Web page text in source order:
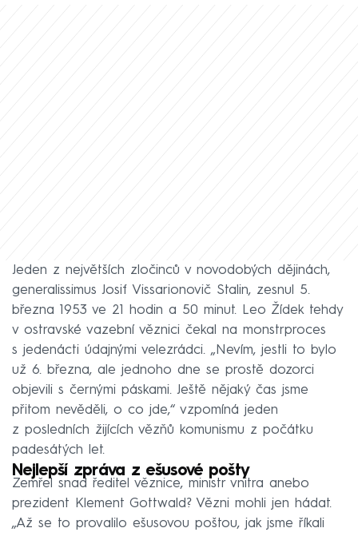
Jeden z největších zločinců v novodobých dějinách,
generalissimus Josif Vissarionovič Stalin, zesnul 5.
března 1953 ve 21 hodin a 50 minut. Leo Žídek tehdy
v ostravské vazební věznici čekal na monstrproces
s jedenácti údajnými velezrádci. „Nevím, jestli to bylo
už 6. března, ale jednoho dne se prostě dozorci
objevili s černými páskami. Ještě nějaký čas jsme
přitom nevěděli, o co jde,“ vzpomíná jeden
z posledních žijících vězňů komunismu z počátku
padesátých let.
Nejlepší zpráva z ešusové pošty
Zemřel snad ředitel věznice, ministr vnitra anebo
prezident Klement Gottwald? Vězni mohli jen hádat.
„Až se to provalilo ešusovou poštou, jak jsme říkali